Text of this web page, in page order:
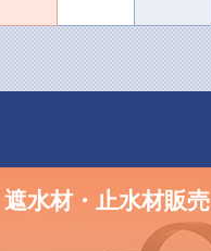
遮水材・ 止水材販売